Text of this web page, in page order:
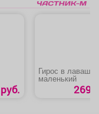
Гирос в лаваше
маленький
269